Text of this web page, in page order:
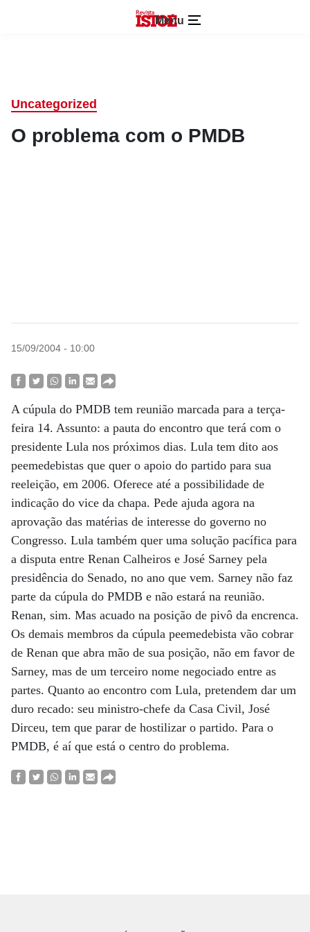
Menu
Uncategorized
O problema com o PMDB
15/09/2004 - 10:00
A cúpula do PMDB tem reunião marcada para a terça-
feira 14. Assunto: a pauta do encontro que terá com o
presidente Lula nos próximos dias. Lula tem dito aos
peemedebistas que quer o apoio do partido para sua
reeleição, em 2006. Oferece até a possibilidade de
indicação do vice da chapa. Pede ajuda agora na
aprovação das matérias de interesse do governo no
Congresso. Lula também quer uma solução pacífica para
a disputa entre Renan Calheiros e José Sarney pela
presidência do Senado, no ano que vem. Sarney não faz
parte da cúpula do PMDB e não estará na reunião.
Renan, sim. Mas acuado na posição de pivô da encrenca.
Os demais membros da cúpula peemedebista vão cobrar
de Renan que abra mão de sua posição, não em favor de
Sarney, mas de um terceiro nome negociado entre as
partes. Quanto ao encontro com Lula, pretendem dar um
duro recado: seu ministro-chefe da Casa Civil, José
Dirceu, tem que parar de hostilizar o partido. Para o
PMDB, é aí que está o centro do problema.